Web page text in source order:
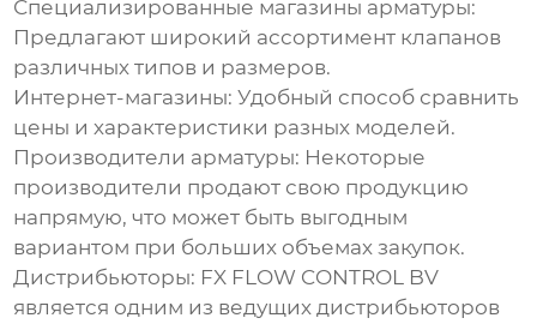
Специализированные магазины арматуры:
Предлагают широкий ассортимент клапанов
различных типов и размеров.
Интернет-магазины: Удобный способ сравнить
цены и характеристики разных моделей.
Производители арматуры: Некоторые
производители продают свою продукцию
напрямую, что может быть выгодным
вариантом при больших объемах закупок.
Дистрибьюторы: FX FLOW CONTROL BV
является одним из ведущих дистрибьюторов